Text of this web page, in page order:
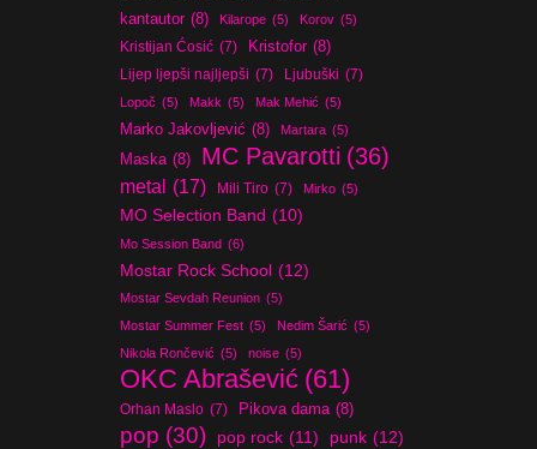
kantautor (8) Kilarope (5) Korov (5)
Kristijan Ćosić (7) Kristofor (8)
Lijep ljepši najljepši (7) Ljubuški (7)
Lopoč (5) Makk (5) Mak Mehić (5)
Marko Jakovljević (8) Martara (5)
Maska (8) MC Pavarotti (36)
metal (17) Mili Tiro (7) Mirko (5)
MO Selection Band (10)
Mo Session Band (6)
Mostar Rock School (12)
Mostar Sevdah Reunion (5)
Mostar Summer Fest (5) Nedim Šarić (5)
Nikola Rončević (5) noise (5)
OKC Abrašević (61)
Orhan Maslo (7) Pikova dama (8)
pop (30) pop rock (11) punk (12)